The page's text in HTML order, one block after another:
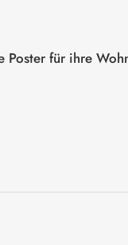
für ihre